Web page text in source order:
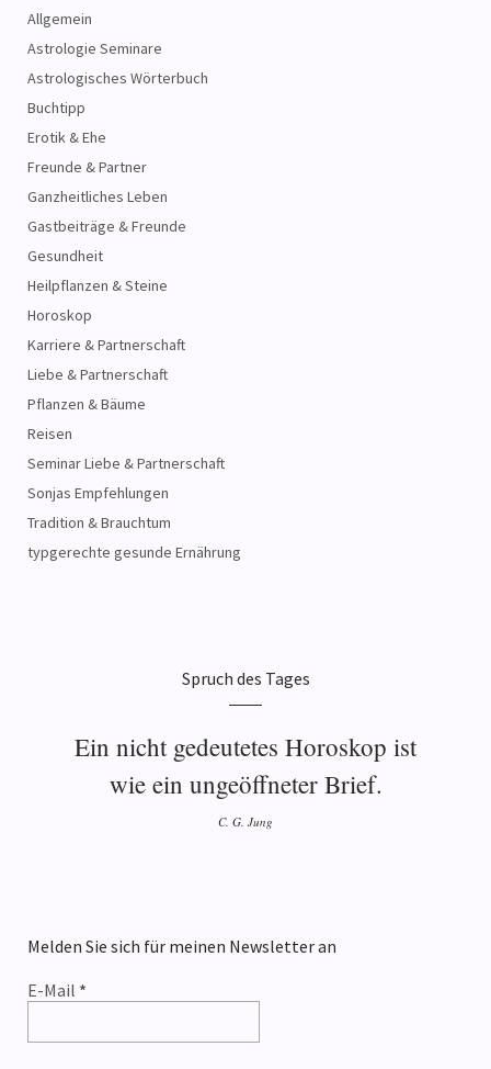
Allgemein
Astrologie Seminare
Astrologisches Wörterbuch
Buchtipp
Erotik & Ehe
Freunde & Partner
Ganzheitliches Leben
Gastbeiträge & Freunde
Gesundheit
Heilpflanzen & Steine
Horoskop
Karriere & Partnerschaft
Liebe & Partnerschaft
Pflanzen & Bäume
Reisen
Seminar Liebe & Partnerschaft
Sonjas Empfehlungen
Tradition & Brauchtum
typgerechte gesunde Ernährung
Spruch des Tages
Ein nicht gedeutetes Horoskop ist
wie ein ungeöffneter Brief.
C. G. Jung
Melden Sie sich für meinen Newsletter an
E-Mail *